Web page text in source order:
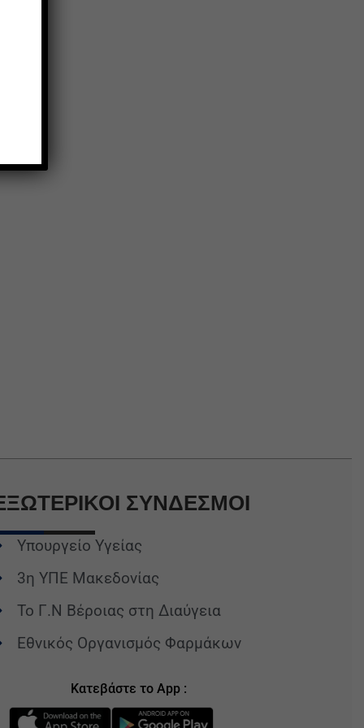
ΣΥΝΔΕΣΜΟΙ
Υπουργείο Υγείας
3η ΥΠΕ Μακεδονίας
Το Γ.Ν Βέροιας στη Διαύγεια
Εθνικός Οργανισμός Φαρμάκων
Κατεβάστε το App :